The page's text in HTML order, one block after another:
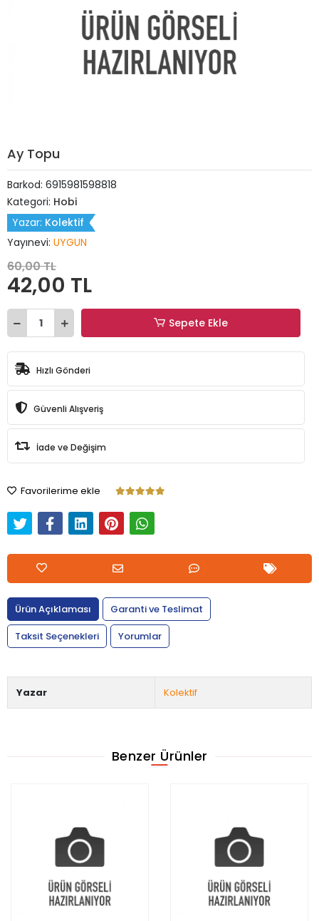
Ay Topu
Barkod: 6915981598818
Kategori: Hobi
Yazar: Kolektif
Yayınevi: UYGUN
60,00 TL
42,00 TL
Sepete Ekle
Hızlı Gönderi
Güvenli Alışveriş
İade ve Değişim
Favorilerime ekle
Ürün Açıklaması
Garanti ve Teslimat
Taksit Seçenekleri
Yorumlar
Yazar Kolektif
Benzer Ürünler